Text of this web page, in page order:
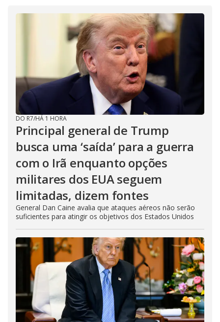
DO R7/HÁ 1 HORA
Principal general de Trump
busca uma ‘saída’ para a guerra
com o Irã enquanto opções
militares dos EUA seguem
limitadas, dizem fontes
General Dan Caine avalia que ataques aéreos não serão
suficientes para atingir os objetivos dos Estados Unidos